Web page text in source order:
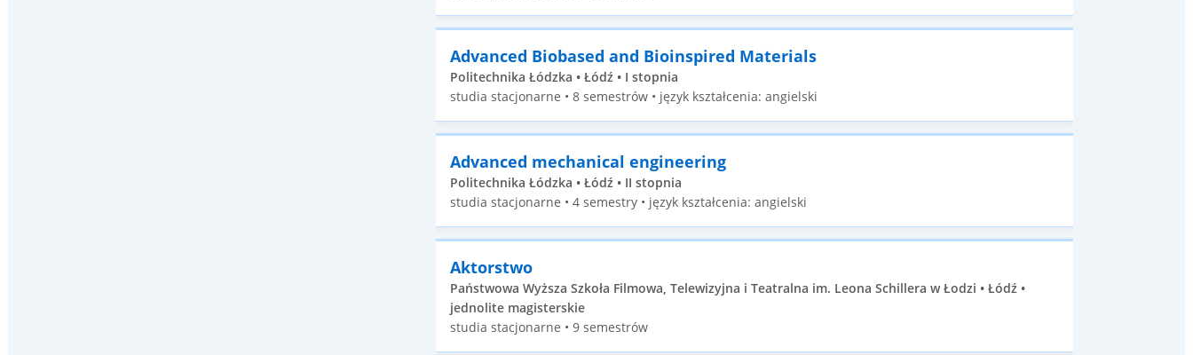
Advanced Biobased and Bioinspired Materials
Politechnika Łódzka • Łódź • I stopnia
studia stacjonarne • 8 semestrów • język kształcenia: angielski
Advanced mechanical engineering
Politechnika Łódzka • Łódź • II stopnia
studia stacjonarne • 4 semestry • język kształcenia: angielski
Aktorstwo
Państwowa Wyższa Szkoła Filmowa, Telewizyjna i Teatralna im. Leona Schillera w Łodzi • Łódź •
jednolite magisterskie
studia stacjonarne • 9 semestrów